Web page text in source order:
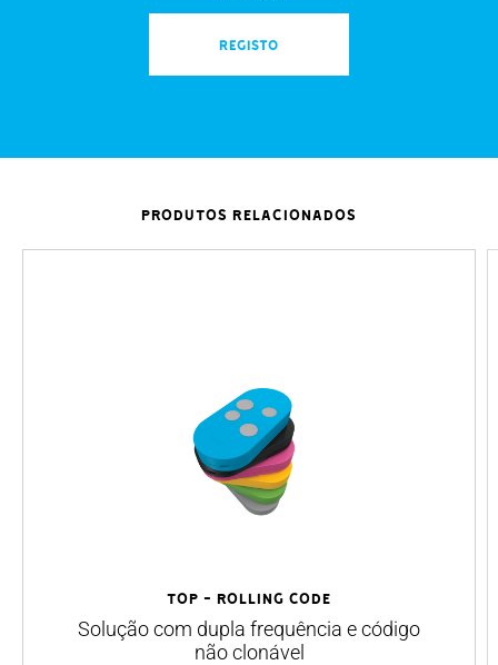
REGISTO
PRODUTOS RELACIONADOS
TOP - Rolling Code
Solução com dupla frequência e código
não clonável